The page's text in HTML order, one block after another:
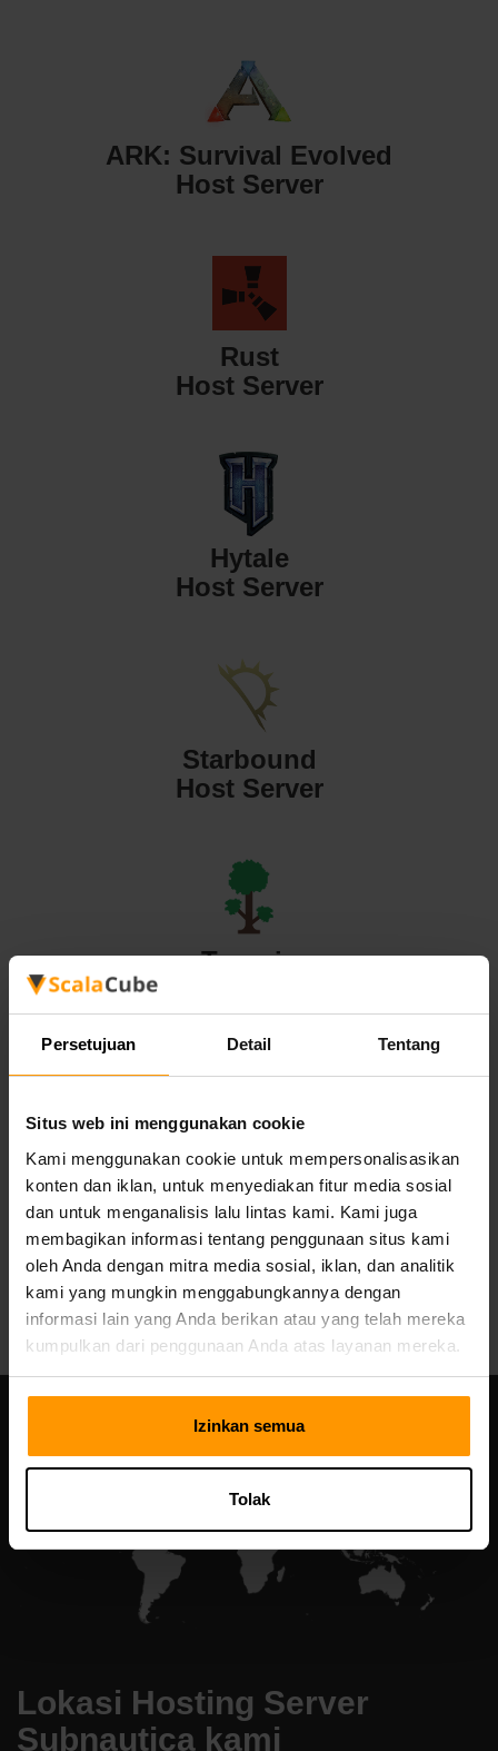
Persetujuan Detail Tentang
Situs web ini menggunakan cookie
Kami menggunakan cookie untuk mempersonalisasikan
konten dan iklan, untuk menyediakan fitur media sosial
dan untuk menganalisis lalu lintas kami. Kami juga
membagikan informasi tentang penggunaan situs kami
oleh Anda dengan mitra media sosial, iklan, dan analitik
kami yang mungkin menggabungkannya dengan
informasi lain yang Anda berikan atau yang telah mereka
kumpulkan dari penggunaan Anda atas layanan mereka.
Izinkan semua
Tolak
ARK: Survival Evolved
Host Server
Rust
Host Server
Hytale
Host Server
Starbound
Host Server
Terraria
Valheim
Host Server
Lokasi Hosting Server
Subnautica kami